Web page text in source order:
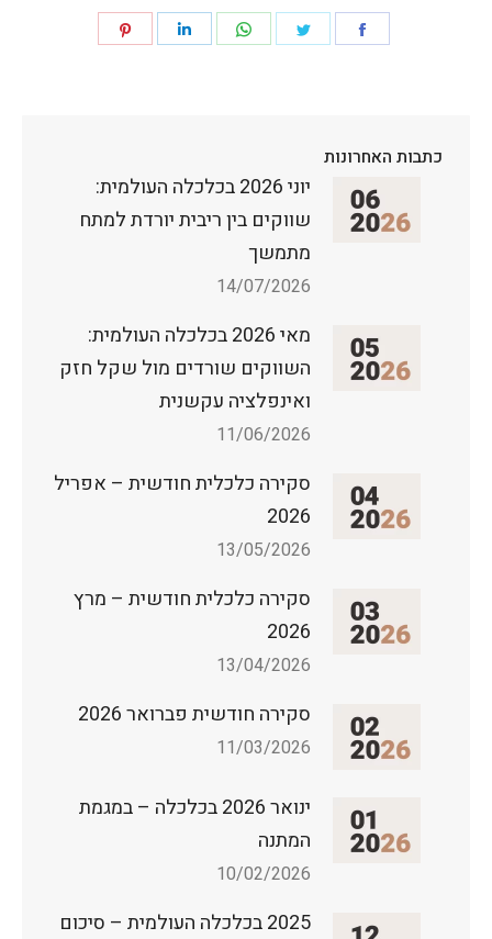
כתבות האחרונות
יוני 2026 בכלכלה העולמית:
שווקים בין ריבית יורדת למתח
מתמשך
14/07/2026
מאי 2026 בכלכלה העולמית:
השווקים שורדים מול שקל חזק
ואינפלציה עקשנית
11/06/2026
סקירה כלכלית חודשית – אפריל
2026
13/05/2026
סקירה כלכלית חודשית – מרץ
2026
13/04/2026
סקירה חודשית פברואר 2026
11/03/2026
ינואר 2026 בכלכלה – במגמת
המתנה
10/02/2026
2025 בכלכלה העולמית – סיכום